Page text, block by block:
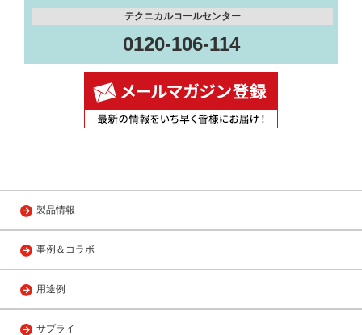
テクニカルコールセンター
0120-106-114
製品情報
事例＆コラボ
用途例
サプライ